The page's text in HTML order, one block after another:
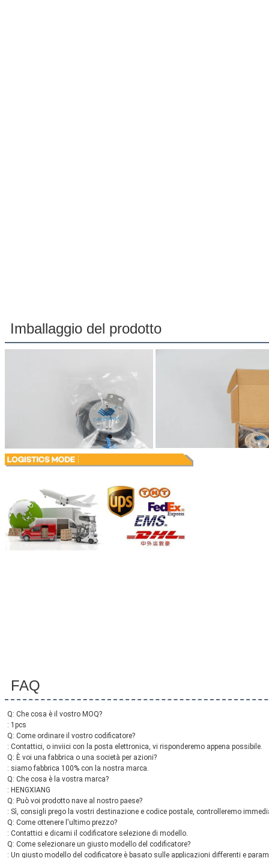
Ti richiameremo
Imballaggio del prodotto
FAQ
Q: Che cosa è il vostro MOQ?
: 1pcs
Q: Come ordinare il vostro codificatore?
: Contattici, o inviici con la posta elettronica, vi risponderemo appena possibile.
Q: È voi una fabbrica o una società per azioni?
: siamo fabbrica 100% con la nostra marca.
Q: Che cosa è la vostra marca?
: HENGXIANG
Q: Può voi prodotto nave al nostro paese?
: Sì, consigli prego la vostri destinazione e codice postale, controlleremo
Q: Come ottenere l'ultimo prezzo?
: Contattici e dicami il codificatore selezione di modello.
Q: Come selezionare un giusto modello del codificatore?
: Un giusto modello del codificatore è basato sulle applicazioni differenti e